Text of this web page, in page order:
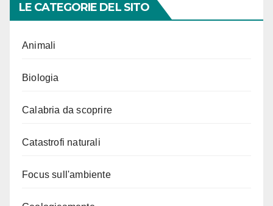
LE CATEGORIE DEL SITO
Animali
Biologia
Calabria da scoprire
Catastrofi naturali
Focus sull'ambiente